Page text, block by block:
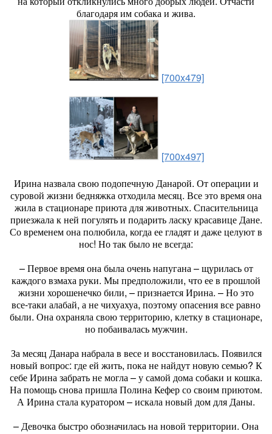
благодаря им собака и жива.
[700x479]
[700x497]
Ирина назвала свою подопечную Данарой. От операции и
суровой жизни бедняжка отходила месяц. Все это время она
жила в стационаре приюта для животных. Спасительница
приезжала к ней погулять и подарить ласку красавице Дане.
Со временем она полюбила, когда ее гладят и даже целуют в
нос! Но так было не всегда:
– Первое время она была очень напугана – щурилась от
каждого взмаха руки. Мы предположили, что ее в прошлой
жизни хорошенечко били, – признается Ирина. – Но это
все-таки алабай, а не чихуахуа, поэтому опасения все равно
были. Она охраняла свою территорию, клетку в стационаре,
но побаивалась мужчин.
За месяц Данара набрала в весе и восстановилась. Появился
новый вопрос: где ей жить, пока не найдут новую семью? К
себе Ирина забрать не могла – у самой дома собаки и кошка.
На помощь снова пришла Полина Кефер со своим приютом.
А Ирина стала куратором – искала новый дом для Даны.
– Девочка быстро обозначилась на новой территории. Она